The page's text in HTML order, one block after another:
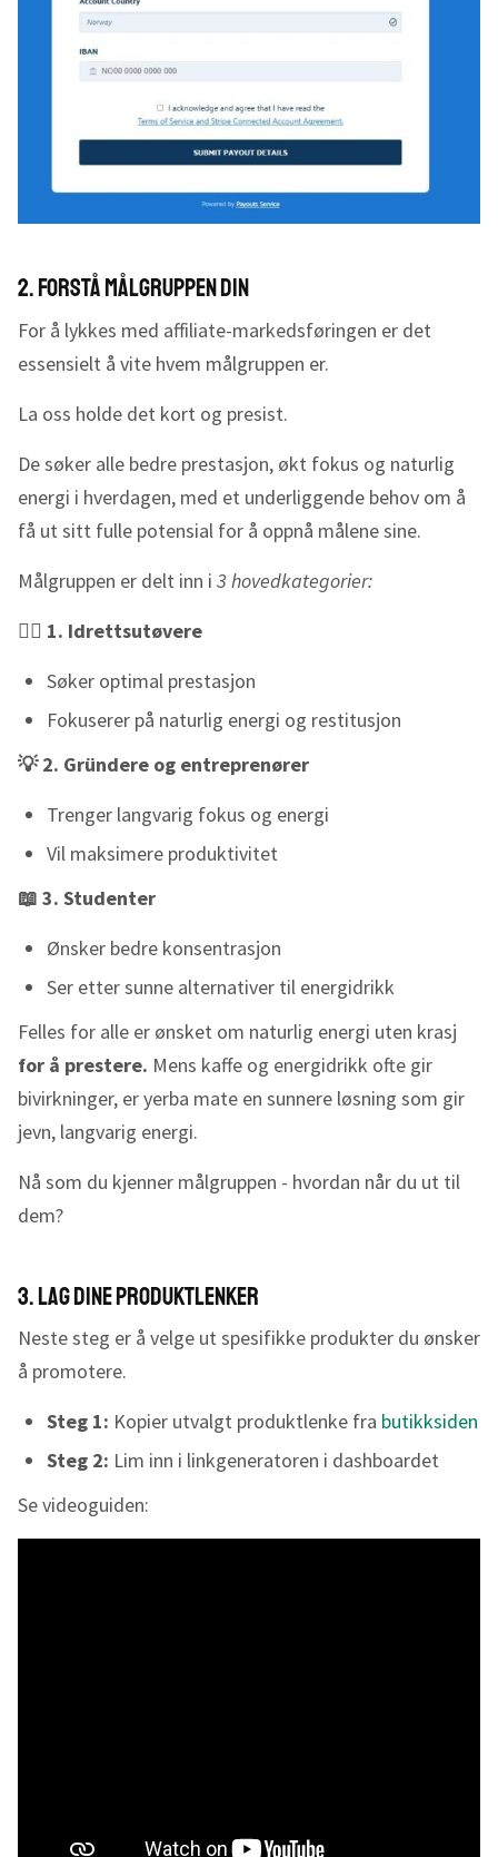
2. Forstå målgruppen din
For å lykkes med affiliate-markedsføringen er det
essensielt å vite hvem målgruppen er.
La oss holde det kort og presist.
De søker alle bedre prestasjon, økt fokus og naturlig
energi i hverdagen, med et underliggende behov om å
få ut sitt fulle potensial for å oppnå målene sine.
Målgruppen er delt inn i 3 hovedkategorier:
🏃‍♂️ 1. Idrettsutøvere
Søker optimal prestasjon
Fokuserer på naturlig energi og restitusjon
💡 2. Gründere og entreprenører
Trenger langvarig fokus og energi
Vil maksimere produktivitet
📖 3. Studenter
Ønsker bedre konsentrasjon
Ser etter sunne alternativer til energidrikk
Felles for alle er ønsket om naturlig energi uten krasj
for å prestere. Mens kaffe og energidrikk ofte gir
bivirkninger, er yerba mate en sunnere løsning som gir
jevn, langvarig energi.
Nå som du kjenner målgruppen - hvordan når du ut til
dem?
3. Lag dine produktlenker
Neste steg er å velge ut spesifikke produkter du ønsker
å promotere.
Steg 1: Kopier utvalgt produktlenke fra butikksiden
Steg 2: Lim inn i linkgeneratoren i dashboardet
Se videoguiden: